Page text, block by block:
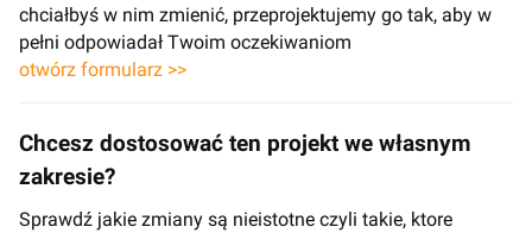
chciałbyś w nim zmienić, przeprojektujemy go tak, aby w
pełni odpowiadał Twoim oczekiwaniom
otwórz formularz >>
Chcesz dostosować ten projekt we własnym
zakresie?
Sprawdź jakie zmiany są nieistotne czyli takie, ktore